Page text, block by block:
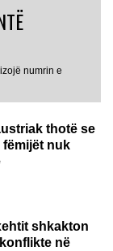
numrin e
thotë se
fëmijët nuk
shkakton
në